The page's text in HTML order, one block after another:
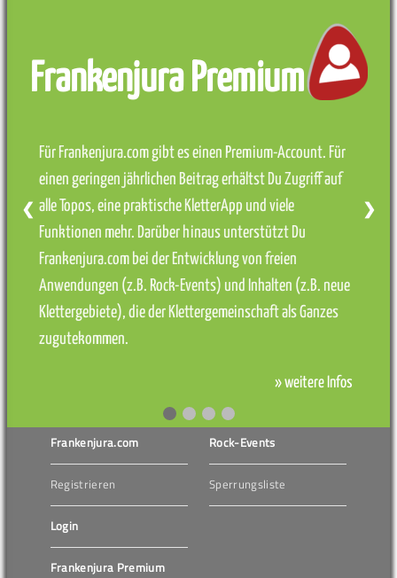
Frankenjura Premium
Für Frankenjura.com gibt es einen Premium-Account. Für
einen geringen jährlichen Beitrag erhältst Du Zugriff auf
alle Topos, eine praktische KletterApp und viele
Funktionen mehr. Darüber hinaus unterstützt Du
Frankenjura.com bei der Entwicklung von freien
Anwendungen (z.B. Rock-Events) und Inhalten (z.B. neue
Klettergebiete), die der Klettergemeinschaft als Ganzes
zugutekommen.
» weitere Infos
❮ ❯
Frankenjura.com
Registrieren
Login
Frankenjura Premium
Rock-Events
Sperrungsliste